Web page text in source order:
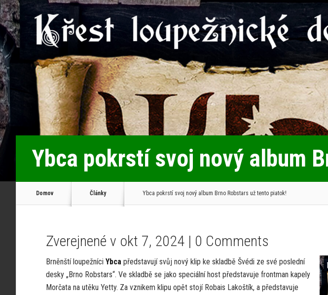
Ybca pokrstí svoj nový album
Domov Články Ybca pokrstí svoj nový album Brno Robstars už tento piatok!
Zverejnené v okt 7, 2024 | 0 Comments
Brněnští loupežníci Ybca představují svůj nový klip ke skladbě Švédi ze své poslední
desky „Brno Robstars“. Ve skladbě se jako speciální host představuje frontman kapely
Morčata na utěku Yetty. Za vznikem klipu opět stojí Robais Lakoštík, a představuje